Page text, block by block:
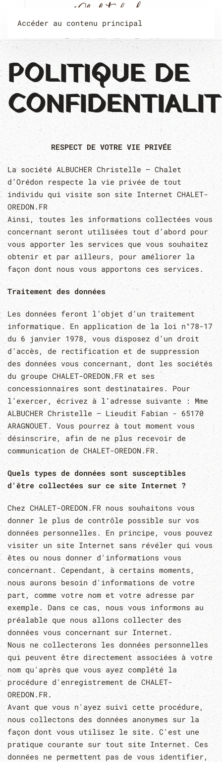
Accéder au contenu principal
POLITIQUE DE
RESPECT DE VOTRE VIE PRIVÉE
La société ALBUCHER Christelle – Chalet
d’Orédon respecte la vie privée de tout
individu qui visite son site Internet CHALET-
OREDON.FR
Ainsi, toutes les informations collectées vous
concernant seront utilisées tout d’abord pour
vous apporter les services que vous souhaitez
obtenir et par ailleurs, pour améliorer la
façon dont nous vous apportons ces services.
Traitement des données
Les données feront l’objet d’un traitement
informatique. En application de la loi n°78-17
du 6 janvier 1978, vous disposez d’un droit
d’accès, de rectification et de suppression
des données vous concernant, dont les sociétés
du groupe CHALET-OREDON.FR et ses
concessionnaires sont destinataires. Pour
l’exercer, écrivez à l’adresse suivante : Mme
ALBUCHER Christelle – Lieudit Fabian - 65170
ARAGNOUET. Vous pourrez à tout moment vous
désinscrire, afin de ne plus recevoir de
communication de CHALET-OREDON.FR.
Quels types de données sont susceptibles
d'être collectées sur ce site Internet ?
Chez CHALET-OREDON.FR nous souhaitons vous
donner le plus de contrôle possible sur vos
données personnelles. En principe, vous pouvez
visiter un site Internet sans révéler qui vous
êtes ou nous donner d'informations vous
concernant. Cependant, à certains moments,
nous aurons besoin d'informations de votre
part, comme votre nom et votre adresse par
exemple. Dans ce cas, nous vous informons au
préalable que nous allons collecter des
données vous concernant sur Internet.
Nous ne collecterons les données personnelles
qui peuvent être directement associées à votre
nom qu'après que vous ayez complété la
procédure d'enregistrement de CHALET-
OREDON.FR.
Avant que vous n'ayez suivi cette procédure,
nous collectons des données anonymes sur la
façon dont vous utilisez le site. C'est une
pratique courante sur tout site Internet. Ces
données ne permettent pas de vous identifier,